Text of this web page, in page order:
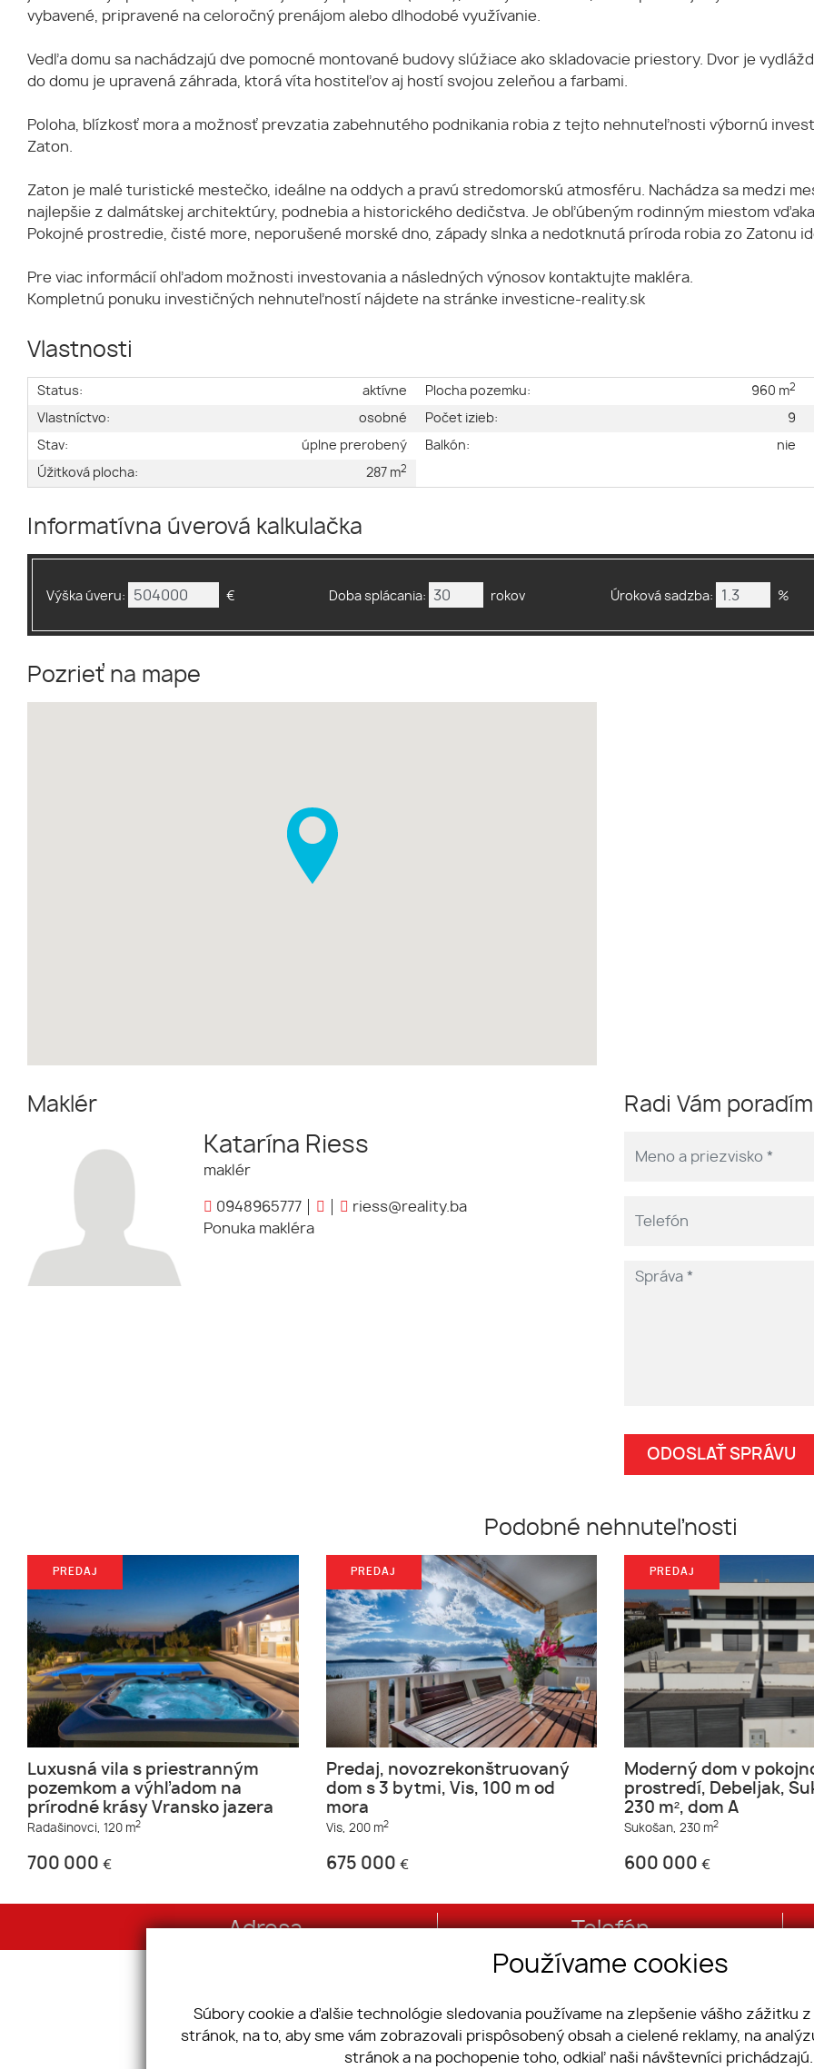
vybavené, pripravené na celoročný prenájom alebo dlhodobé využívanie.
Vedľa domu sa nachádzajú dve pomocné montované budovy slúžiace ako skladovacie priestory. Dvor je
do domu je upravená záhrada, ktorá víta hostiteľov aj hostí svojou zeleňou a farbami.
Poloha, blízkosť mora a možnosť prevzatia zabehnutého podnikania robia z tejto nehnuteľnosti výbornú
Zaton.
Zaton je malé turistické mestečko, ideálne na oddych a pravú stredomorskú atmosféru. Nachádza sa medzi
najlepšie z dalmátskej architektúry, podnebia a historického dedičstva. Je obľúbeným rodinným miestom
Pokojné prostredie, čisté more, neporušené morské dno, západy slnka a nedotknutá príroda robia zo Zatonu
Pre viac informácií ohľadom možnosti investovania a následných výnosov kontaktujte makléra.
Kompletnú ponuku investičných nehnuteľností nájdete na stránke investicne-reality.sk
Vlastnosti
Status:
aktívne
Vlastníctvo:
osobné
Stav:
úplne prerobený
Úžitková plocha:
287 m2
Plocha pozemku: 960 m2
Počet izieb:
9
Balkón:
nie
Informatívna úverová kalkulačka
Výška úveru: € Doba splácania: rokov Úroková sadzba: %
Pozrieť na mape
Maklér
Katarína Riess
maklér
0948965777
riess@reality.ba
Ponuka makléra
Radi Vám
Podobné nehnuteľnosti
PREDAJ
Luxusná vila s priestranným
pozemkom a výhľadom na
prírodné krásy Vransko jazera
Radašinovci, 120 m2
700 000 €
PREDAJ
Predaj, novozrekonštruovaný
dom s 3 bytmi, Vis, 100 m od
mora
Vis, 200 m2
675 000 €
PREDAJ
Moderný dom v
prostredí, Debeljak,
230 m², dom A
Sukošan, 230 m2
600 000 €
Adresa Telefón
+421 2/20 86 76 76
Používame cookies
Súbory cookie a ďalšie technológie sledovania používame na zlepšenie vášho zážitku
stránok, na to, aby sme vám zobrazovali prispôsobený obsah a cielené reklamy, na
stránok a na pochopenie toho, odkiaľ naši návštevníci